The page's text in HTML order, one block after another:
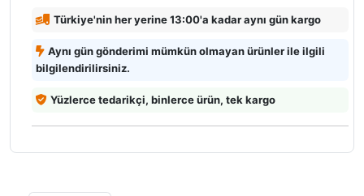
Türkiye'nin her yerine 13:00'a kadar aynı gün kargo
Aynı gün gönderimi mümkün olmayan ürünler ile ilgili
bilgilendirilirsiniz.
Yüzlerce tedarikçi, binlerce ürün, tek kargo